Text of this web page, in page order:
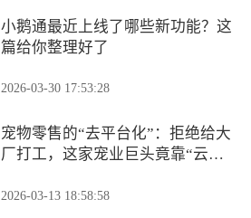
小鹅通最近上线了哪些新功能？这
篇给你整理好了
2026-03-30 17:53:28
宠物零售的“去平台化”：拒绝给大
厂打工，这家宠业巨头竟靠“云端
2026-03-13 18:58:58